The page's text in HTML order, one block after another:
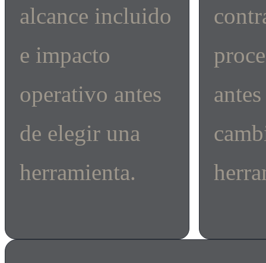
alcance incluido
e impacto
operativo antes
de elegir una
herramienta.